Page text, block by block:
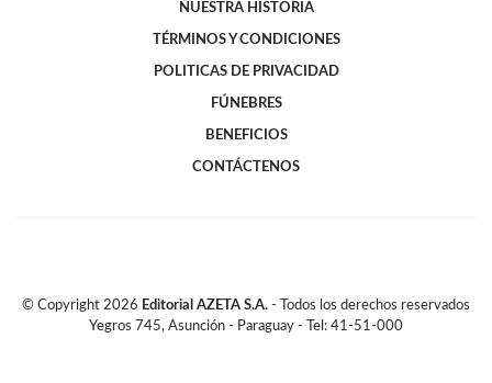
NUESTRA HISTORIA
TÉRMINOS Y CONDICIONES
POLITICAS DE PRIVACIDAD
FÚNEBRES
BENEFICIOS
CONTÁCTENOS
© Copyright 2026 Editorial AZETA S.A. - Todos los derechos reservados
Yegros 745, Asunción - Paraguay - Tel: 41-51-000